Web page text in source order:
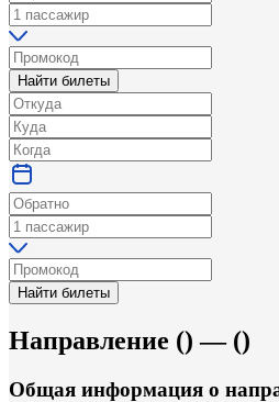
Найти билеты
Найти билеты
Направление () — ()
Общая информация о